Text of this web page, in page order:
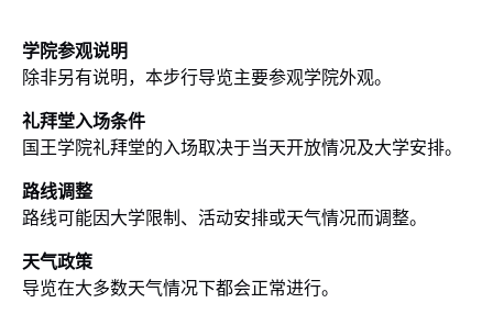
学院参观说明
除非另有说明，本步行导览主要参观学院外观。
礼拜堂入场条件
国王学院礼拜堂的入场取决于当天开放情况及大学安排。
路线调整
路线可能因大学限制、活动安排或天气情况而调整。
天气政策
导览在大多数天气情况下都会正常进行。